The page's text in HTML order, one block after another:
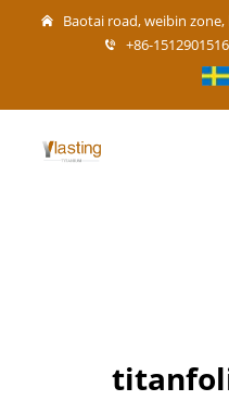
Baotai road, weibin
+86-